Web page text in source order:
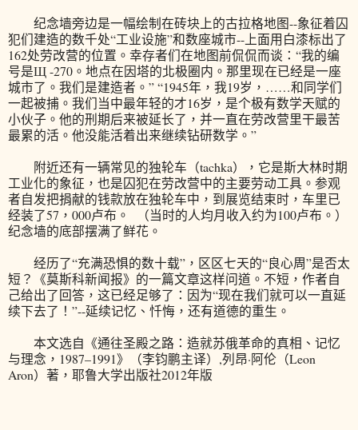
纪念墙旁边是一幅绘制在砖块上的古拉格地图--象征着囚
犯们建造的数千处“工业设施”和数座城市--上面用白漆标出了
162处劳改营的位置。幸存者们在地图前侃侃而谈：“我的编
号是Щ -270。地点在因塔的北极圈内。那里现在已经是一座
城市了。我们是建造者。” “1945年，我19岁，……和同学们
一起被捕。我们当中最年轻的才16岁，是个极有数学天赋的
小伙子。他的刑期后来被延长了，并一直在劳改营里干最苦
最累的活。他没能活着出来继续钻研数学。”
附近还有一辆常见的独轮车（tachka），它是斯大林时期
工业化的象征，也是囚犯在劳改营中的主要劳动工具。参观
者自发把捐献的钱款放在独轮车中，到展览结束时，车里已
经装了57，000卢布。 （当时的人均月收入约为100卢布。）
纪念墙的底部摆满了鲜花。
经历了“充满恐惧的数十载”，区区七天的“良心周”是否太
短？《莫斯科新闻报》的一篇文章这样问道。不短，作者自
己给出了回答，这已经足够了：因为“现在我们就可以一直延
续下去了！”--延续记忆、忏悔，还有道德的重生。
本文选自《通往圣殿之路：造就苏俄革命的真相、记忆
与理念，1987–1991》（李钧鹏主译）,列昂·阿伦（Leon
Aron）著，耶鲁大学出版社2012年版